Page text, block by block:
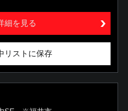
細を見る
リストに保存